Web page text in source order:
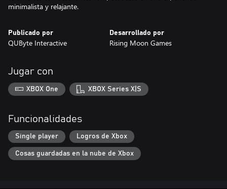
minimalista y relajante.
Publicado por
QUByte Interactive
Desarrollado por
Rising Moon Games
Jugar con
XBOX One XBOX Series X|S
Funcionalidades
Single player Logros de Xbox
Cosas guardadas en la nube de Xbox